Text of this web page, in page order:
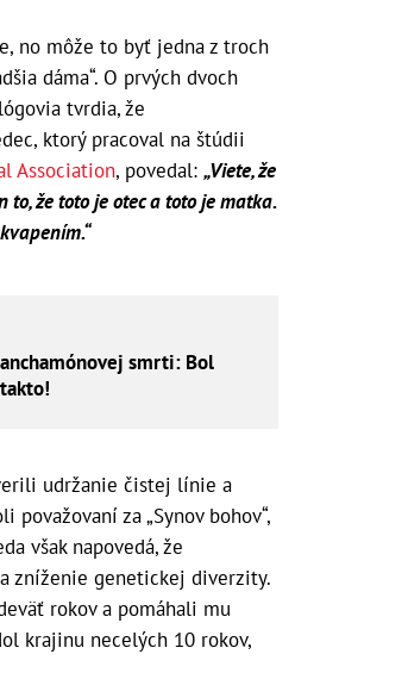
no môže to byť jedna z troch
dáma“. O prvých dvoch
tvrdia, že
ktorý pracoval na štúdii
Association, povedal: „Viete, že
že toto je otec a toto je matka.
smrti: Bol
udržanie čistej línie a
za „Synov bohov“,
však napovedá, že
zníženie genetickej diverzity.
rokov a pomáhali mu
krajinu necelých 10 rokov,